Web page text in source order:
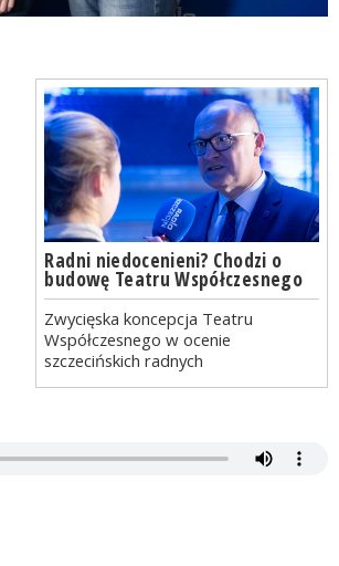
Radni niedocenieni? Chodzi o
budowę Teatru Współczesnego
Zwycięska koncepcja Teatru
Współczesnego w ocenie
szczecińskich radnych